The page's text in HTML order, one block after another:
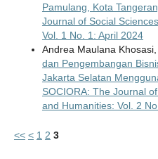
Pamulang, Kota
Journal of Social
Vol. 1 No. 1: April 2024
Andrea Maulana Khosasi,
dan Pengembangan
Jakarta Selatan
SOCIORA: The Journal
and Humanities: Vol. 2
<< < 1 2 3